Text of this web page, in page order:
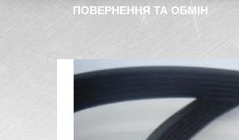
ПОВЕРНЕННЯ ТА ОБМІН